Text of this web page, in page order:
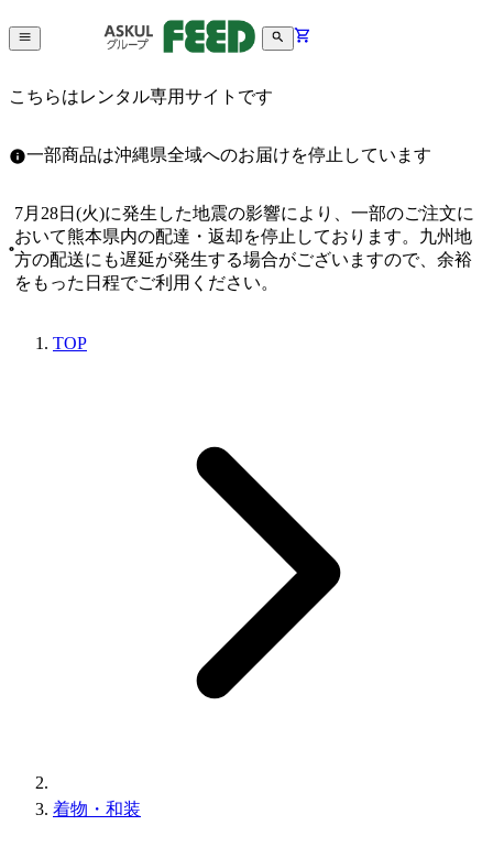
こちらはレンタル専用サイトです
一部商品は沖縄県全域へのお届けを停止しています
7月28日(火)に発生した地震の影響により、一部のご注文に
おいて熊本県内の配達・返却を停止しております。九州地
方の配送にも遅延が発生する場合がございますので、余裕
をもった日程でご利用ください。
TOP
着物・和装